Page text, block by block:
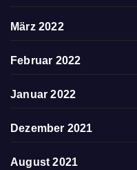
März 2022
Februar 2022
Januar 2022
Dezember 2021
August 2021